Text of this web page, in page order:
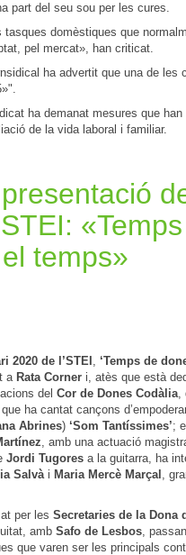
part del seu sou per les cures.
tasques domèstiques que
pel mercat», han criticat.
ha advertit que una de les
ha demanat mesures que
de la vida laboral i familiar.
temps»
2020 de l’STEI , ‘Temps de
a Rata Corner i, atès que està
del Cor de Dones Codàlia,
ha cantat cançons
Abrines) ‘Som Tantíssimes’;
, amb una actuació
Jordi Tugores a la guitarra, ha
Salvài Maria Mercè Marçal ,
per les Secretaries de la Dona
amb Safo de Lesbos,
que varen ser les principals